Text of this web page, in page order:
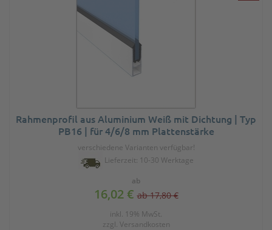
Rahmenprofil aus Aluminium Weiß mit Dichtung | Typ
PB16 | für 4/6/8 mm Plattenstärke
verschiedene Varianten verfügbar!
Lieferzeit: 10-30 Werktage
ab
16,02 €ab 17,80 €
inkl. 19% MwSt.
zzgl. Versandkosten